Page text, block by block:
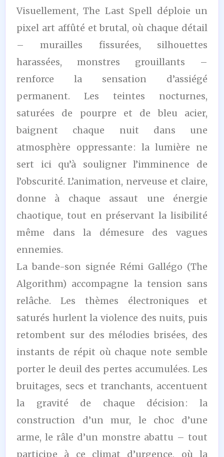
Visuellement, The Last Spell déploie un
pixel art affûté et brutal, où chaque détail
– murailles fissurées, silhouettes
harassées, monstres grouillants –
renforce la sensation d’assiégé
permanent. Les teintes nocturnes,
saturées de pourpre et de bleu acier,
baignent chaque nuit dans une
atmosphère oppressante : la lumière ne
sert ici qu’à souligner l’imminence de
l’obscurité. L’animation, nerveuse et claire,
donne à chaque assaut une énergie
chaotique, tout en préservant la lisibilité
même dans la démesure des vagues
ennemies.
La bande-son signée Rémi Gallégo (The
Algorithm) accompagne la tension sans
relâche. Les thèmes électroniques et
saturés hurlent la violence des nuits, puis
retombent sur des mélodies brisées, des
instants de répit où chaque note semble
porter le deuil des pertes accumulées. Les
bruitages, secs et tranchants, accentuent
la gravité de chaque décision : la
construction d’un mur, le choc d’une
arme, le râle d’un monstre abattu – tout
participe à ce climat d’urgence, où la